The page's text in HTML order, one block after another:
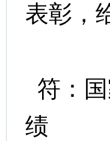
表彰，
符：
绩